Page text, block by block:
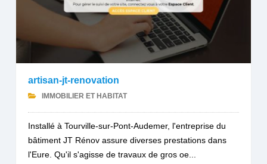
artisan-jt-renovation
IMMOBILIER ET HABITAT
Installé à Tourville-sur-Pont-Audemer, l'entreprise du
bâtiment JT Rénov assure diverses prestations dans
l'Eure. Qu'il s'agisse de travaux de gros oe...